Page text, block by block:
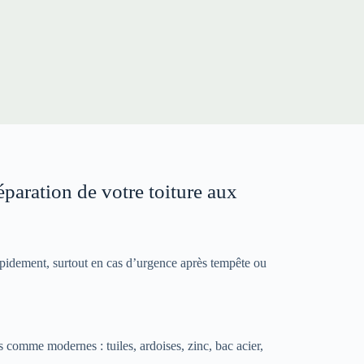
de votre toiture aux
surtout en cas d’urgence après tempête ou
modernes : tuiles, ardoises, zinc, bac acier,